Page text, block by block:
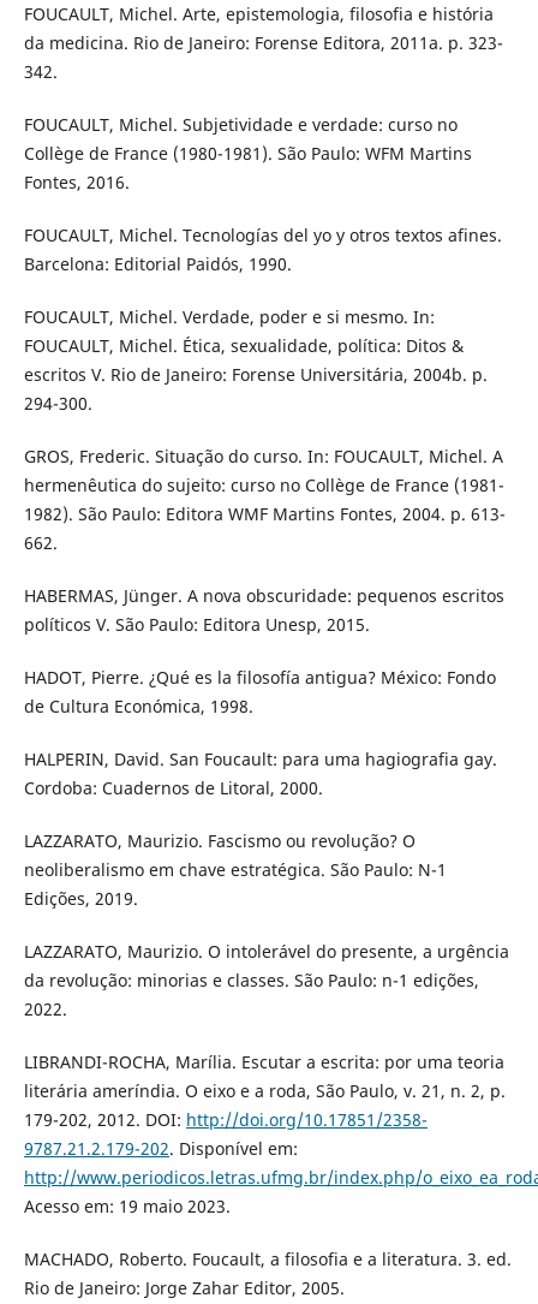
FOUCAULT, Michel. Arte, epistemologia, filosofia e história
da medicina. Rio de Janeiro: Forense Editora, 2011a. p. 323-
342.
FOUCAULT, Michel. Subjetividade e verdade: curso no
Collège de France (1980-1981). São Paulo: WFM Martins
Fontes, 2016.
FOUCAULT, Michel. Tecnologías del yo y otros textos afines.
Barcelona: Editorial Paidós, 1990.
FOUCAULT, Michel. Verdade, poder e si mesmo. In:
FOUCAULT, Michel. Ética, sexualidade, política: Ditos &
escritos V. Rio de Janeiro: Forense Universitária, 2004b. p.
294-300.
GROS, Frederic. Situação do curso. In: FOUCAULT, Michel. A
hermenêutica do sujeito: curso no Collège de France (1981-
1982). São Paulo: Editora WMF Martins Fontes, 2004. p. 613-
662.
HABERMAS, Jünger. A nova obscuridade: pequenos escritos
políticos V. São Paulo: Editora Unesp, 2015.
HADOT, Pierre. ¿Qué es la filosofía antigua? México: Fondo
de Cultura Económica, 1998.
HALPERIN, David. San Foucault: para uma hagiografia gay.
Cordoba: Cuadernos de Litoral, 2000.
LAZZARATO, Maurizio. Fascismo ou revolução? O
neoliberalismo em chave estratégica. São Paulo: N-1
Edições, 2019.
LAZZARATO, Maurizio. O intolerável do presente, a urgência
da revolução: minorias e classes. São Paulo: n-1 edições,
2022.
LIBRANDI-ROCHA, Marília. Escutar a escrita: por uma teoria
literária ameríndia. O eixo e a roda, São Paulo, v. 21, n. 2, p.
179-202, 2012. DOI: http://doi.org/10.17851/2358-
9787.21.2.179-202. Disponível em:
http://www.periodicos.letras.ufmg.br/index.php/
Acesso em: 19 maio 2023.
MACHADO, Roberto. Foucault, a filosofia e a literatura. 3. ed.
Rio de Janeiro: Jorge Zahar Editor, 2005.